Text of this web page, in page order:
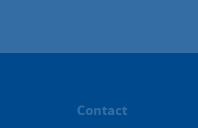
Contact